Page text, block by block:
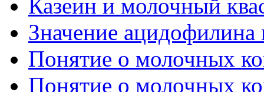
Казеин и молочный
Значение ацидофилина
Понятие о молочных
Понятие о молочных